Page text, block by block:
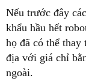
Nếu trước đây
khẩu hầu hết
họ đã có thể thay
địa với giá chỉ
ngoài.